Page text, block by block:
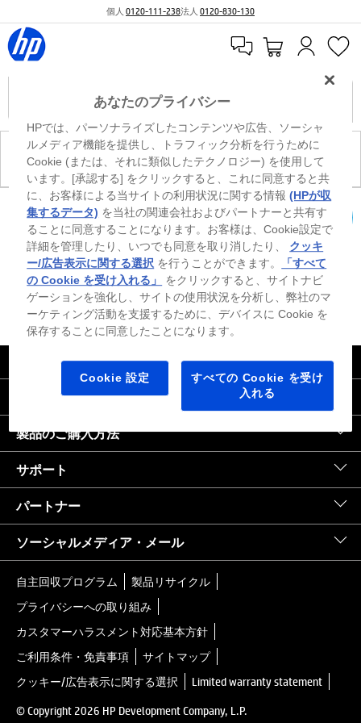
個人 0120-111-238法人 0120-830-130
現在、このカテゴリには商品がありません。
カートを確認
※ Windowsのすべてのエディションまたはバージョンで、すべての機能を使用でき
るわけではありません。Windowsの機能を最大限に活用するには、システムのハ
ードウェア、ドライバー、ソフトウェアのアップグレードおよび/または別途購
入、あるいはBIOSのアップデートが必要になる場合があります。Windowsは自動
的にアップデートされ、有効になります。高速インターネットとMicrosoftアカウ
ントが必要になります。ISPの料金が適用され、今後アップデートの際に要件が追
加される場合があります。http://www.windows.com 外部リンクアイコンをご覧く
ださい。
｜United States HP.com
会社情報
製品のご購入方法
サポート
パートナー
ソーシャルメディア・メール
自主回収プログラム
製品リサイクル
プライバシーへの取り組み
カスタマーハラスメント対応基本方針
ご利用条件・免責事項
サイトマップ
クッキー/広告表示に関する選択
Limited warranty statement
© Copyright 2026 HP Development Company, L.P.
あなたのプライバシー
HPでは、パーソナライズしたコンテンツや広告、ソーシャ
ルメディア機能を提供し、トラフィック分析を行うために
Cookie (または、それに類似したテクノロジー) を使用して
います。[承認する] をクリックすると、これに同意すると共
に、お客様による当サイトの利用状況に関する情報(HPが収
集するデータ) を当社の関連会社およびパートナーと共有す
ることに同意することになります。お客様は、Cookie設定で
詳細を管理したり、いつでも同意を取り消したり、 クッキ
ー/広告表示に関する選択 を行うことができます。
「すべて
の Cookie を受け入れる」
をクリックすると、サイトナビ
ゲーションを強化し、サイトの使用状況を分析し、弊社のマ
ーケティング活動を支援するために、デバイスに Cookie を
保存することに同意したことになります。
Cookie 設定
すべての Cookie を受け
入れる